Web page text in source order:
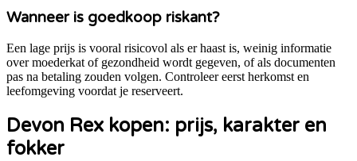
Wanneer is goedkoop riskant?
Een lage prijs is vooral risicovol als er haast is, weinig informatie
over moederkat of gezondheid wordt gegeven, of als documenten
pas na betaling zouden volgen. Controleer eerst herkomst en
leefomgeving voordat je reserveert.
Devon Rex kopen: prijs, karakter en
fokker